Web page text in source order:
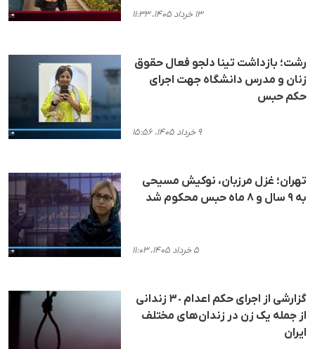
۱۳ خرداد ۱۴۰۵، ۱۱:۳۳
رشت؛ بازداشت تینا دلجو فعال حقوق
زنان و مدرس دانشگاه جهت اجرای
حکم حبس
۹ خرداد ۱۴۰۵، ۱۵:۵۶
تهران؛ غزل مرزبان، نوکیش مسیحی
به ۹ سال و ۸ ماه حبس محکوم شد
۵ خرداد ۱۴۰۵، ۱۱:۰۳
گزارشی از اجرای حکم اعدام ٣٠ زندانی
از جملە یک زن در زندان‌های مختلف
ایران